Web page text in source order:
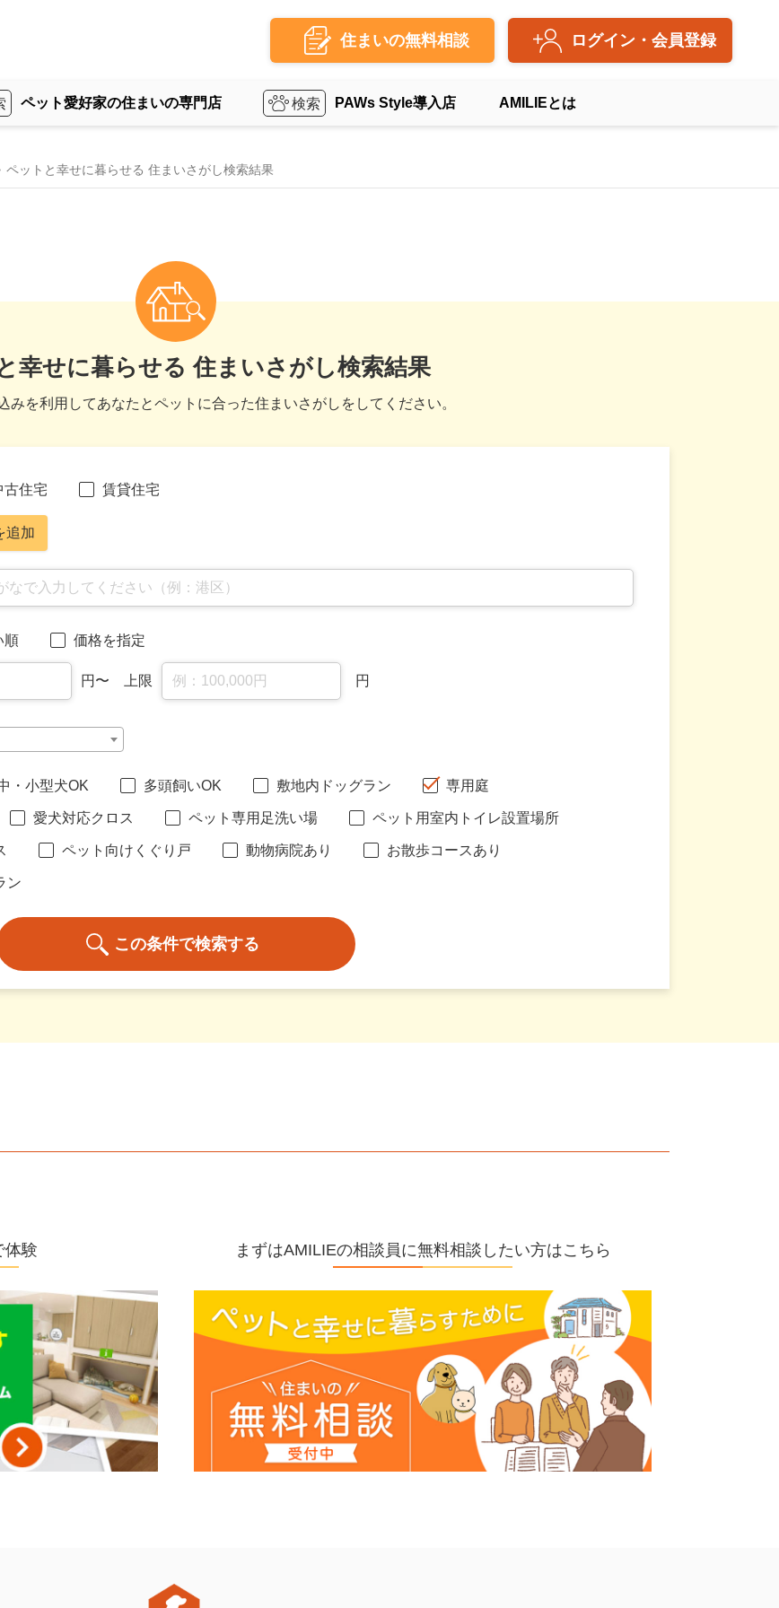
住まいの無料相談 ログイン・会員登録
ペット愛好家の住まいの専門店 PAWs Style導入店 AMILIEとは
ペットと幸せに暮らせる 住まいさがし検索結果
幸せに暮らせる 住まいさがし検索結果
みを利用してあなたとペットに合った住まいさがしをしてください。
古住宅 賃貸住宅
追加
順 価格を指定
円 〜 上限 円
・小型犬OK 多頭飼いOK 敷地内ドッグラン 専用庭
愛犬対応クロス ペット専用足洗い場 ペット用室内トイレ設置場所
ペット向けくぐり戸 動物病院あり お散歩コースあり
ン
体験 まずはAMILIEの相談員に無料相談したい方はこちら